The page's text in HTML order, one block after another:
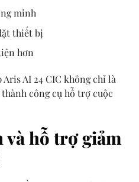
minh
thiết bị
hơn
AI 24 CIC không chỉ là
công cụ hỗ trợ cuộc
và hỗ trợ giảm